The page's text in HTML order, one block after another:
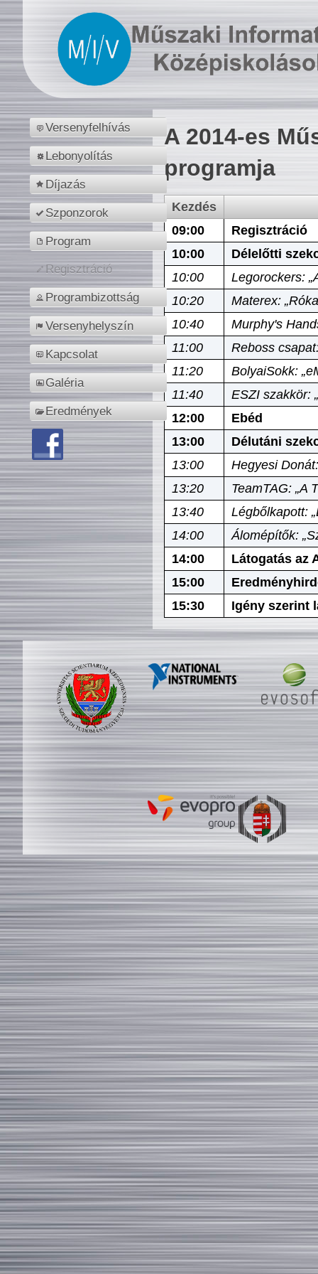
Versenyfelhívás
Lebonyolítás
Díjazás
Szponzorok
Program
Regisztráció
Programbizottság
Versenyhelyszín
Kapcsolat
Galéria
Eredmények
A 2014-es
programja
Kezdés
09:00
Regisztráció
10:00
Délelőtti
10:00
Legorockers:
10:20
Materex:
10:40
Murphy's
11:00
Reboss
11:20
BolyaiSokk:
11:40
ESZI szakkör:
12:00
Ebéd
13:00
Délutáni
13:00
Hegyesi
13:20
TeamTAG: „A
13:40
Légbőlkapott:
14:00
Álomépítők:
14:00
Látogatás az
15:00
15:30
Igény szerint